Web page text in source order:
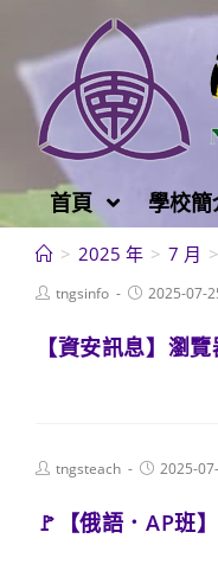
至
容
首頁 學校
> 2025 年 > 7 月 >
Posttngsinfo
Post2025-07-
【資安訊息】瀏
Posttngsteach
Post2025-
🚩【俄語．AP班